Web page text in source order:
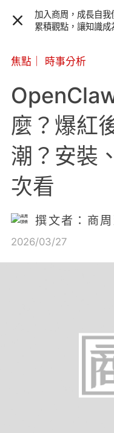
加入商周，成長自我
累積觀點，讓知識成
焦點 時事分析
麼？爆紅
潮？安裝
次看
撰文者：商
2026/03/27